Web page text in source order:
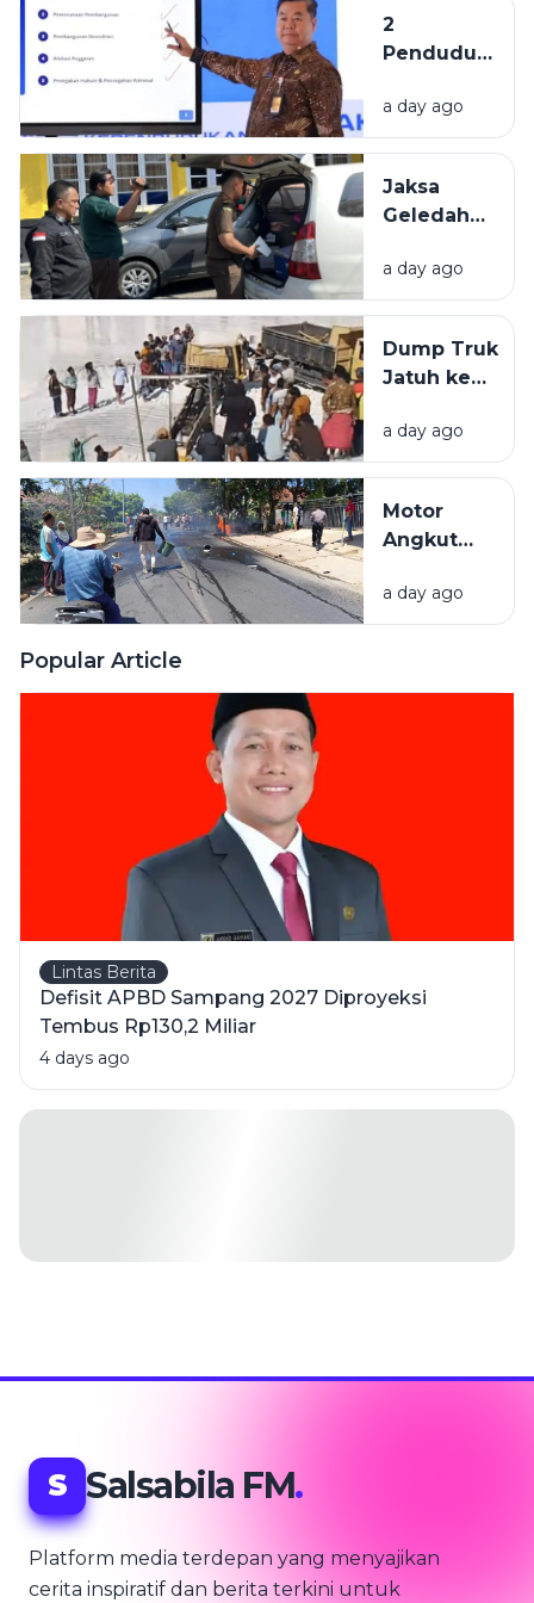
Penuhi
Komposisi
2
Penduduk
Indonesia
Berasal
Bangkalan
dan
a day ago
Jaksa
Geledah
PUPR
Pamekasan,
Terkait
Proyek
Miliar.
a day ago
Dump Truk
Jatuh ke
Galian C di
Pamekasan,
Selamat
a day ago
Motor
Angkut
BBM
Terbakar
a day ago
Popular Article
Lintas Berita
Defisit APBD Sampang 2027 Diproyeksi
Tembus Rp130,2 Miliar
4 days ago
S Salsabila FM.
Platform media terdepan yang menyajikan
cerita inspiratif dan berita terkini untuk